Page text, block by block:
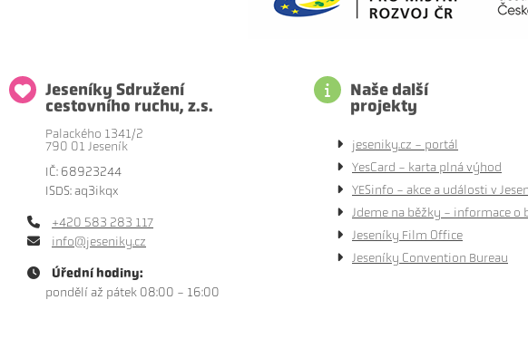
Jeseníky Sdružení
cestovního ruchu, z.s.
Palackého 1341/2
790 01 Jeseník
IČ: 68923244
ISDS: aq3ikqx
+420 583 283 117
info@jeseniky.cz
Úřední hodiny:
pondělí až pátek 08:00 - 16:00
Naše další
projekty
jeseniky.cz - portál
YesCard - karta plná výhod
YESinfo - akce a události v
Jdeme na běžky - informace o
Jeseníky Film Office
Jeseníky Convention Bureau